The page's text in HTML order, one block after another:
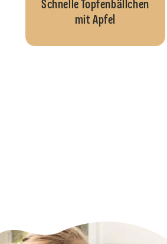
Schnelle Topfenbällchen
mit Apfel